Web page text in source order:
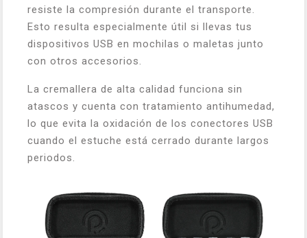
resiste la compresión durante el transporte.
Esto resulta especialmente útil si llevas tus
dispositivos USB en mochilas o maletas junto
con otros accesorios.
La cremallera de alta calidad funciona sin
atascos y cuenta con tratamiento antihumedad,
lo que evita la oxidación de los conectores USB
cuando el estuche está cerrado durante largos
periodos.